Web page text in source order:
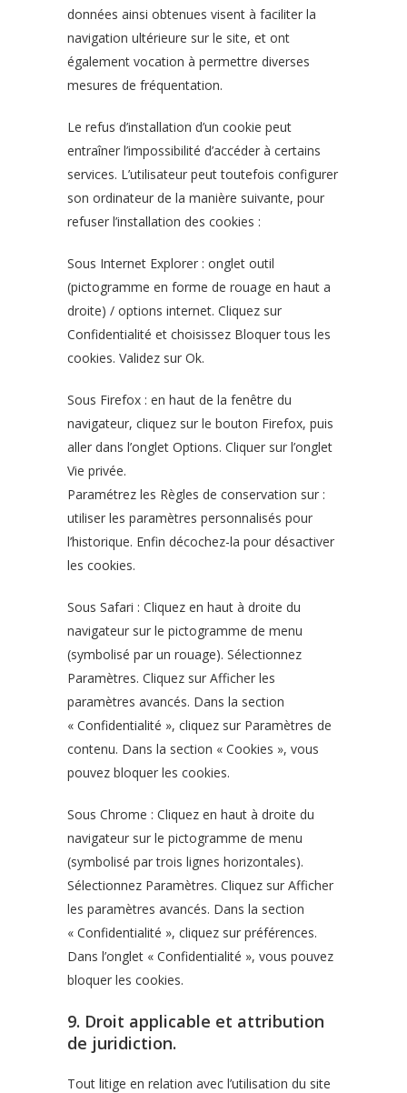
données ainsi obtenues visent à faciliter la
navigation ultérieure sur le site, et ont
également vocation à permettre diverses
mesures de fréquentation.
Le refus d’installation d’un cookie peut
entraîner l’impossibilité d’accéder à certains
services. L’utilisateur peut toutefois configurer
son ordinateur de la manière suivante, pour
refuser l’installation des cookies :
Sous Internet Explorer : onglet outil
(pictogramme en forme de rouage en haut a
droite) / options internet. Cliquez sur
Confidentialité et choisissez Bloquer tous les
cookies. Validez sur Ok.
Sous Firefox : en haut de la fenêtre du
navigateur, cliquez sur le bouton Firefox, puis
aller dans l’onglet Options. Cliquer sur l’onglet
Vie privée.
Paramétrez les Règles de conservation sur :
utiliser les paramètres personnalisés pour
l’historique. Enfin décochez-la pour désactiver
les cookies.
Sous Safari : Cliquez en haut à droite du
navigateur sur le pictogramme de menu
(symbolisé par un rouage). Sélectionnez
Paramètres. Cliquez sur Afficher les
paramètres avancés. Dans la section
« Confidentialité », cliquez sur Paramètres de
contenu. Dans la section « Cookies », vous
pouvez bloquer les cookies.
Sous Chrome : Cliquez en haut à droite du
navigateur sur le pictogramme de menu
(symbolisé par trois lignes horizontales).
Sélectionnez Paramètres. Cliquez sur Afficher
les paramètres avancés. Dans la section
« Confidentialité », cliquez sur préférences.
Dans l’onglet « Confidentialité », vous pouvez
bloquer les cookies.
9. Droit applicable et attribution
de juridiction.
Tout litige en relation avec l’utilisation du site